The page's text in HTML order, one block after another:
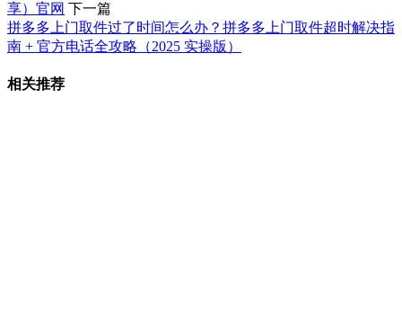
享）官网 下一篇
拼多多上门取件过了时间怎么办？拼多多上门取件超时解决指
南 + 官方电话全攻略（2025 实操版）
相关推荐